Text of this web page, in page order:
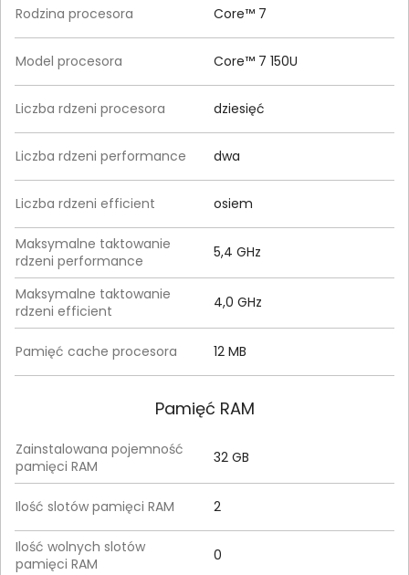
Rodzina procesora Core™ 7
Model procesora Core™ 7 150U
Liczba rdzeni procesora dziesięć
Liczba rdzeni performance dwa
Liczba rdzeni efficient osiem
Maksymalne taktowanie
rdzeni performance
5,4 GHz
Maksymalne taktowanie
rdzeni efficient
4,0 GHz
Pamięć cache procesora 12 MB
Pamięć RAM
Zainstalowana pojemność
pamięci RAM
32 GB
Ilość slotów pamięci RAM 2
Ilość wolnych slotów
pamięci RAM
0